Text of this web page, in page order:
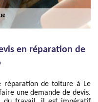
en réparation de
réparation de toiture à Le
une demande de devis.